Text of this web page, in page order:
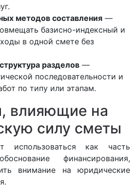
методов составления —
базисно-индексный и
в одной смете без
разделов —
последовательности и
по типу или этапам.
влияющие на
силу сметы
использоваться как часть
финансирования,
внимание на юридические